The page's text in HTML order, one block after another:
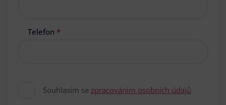
Telefon *
Souhlasím se zpracováním osobních údajů